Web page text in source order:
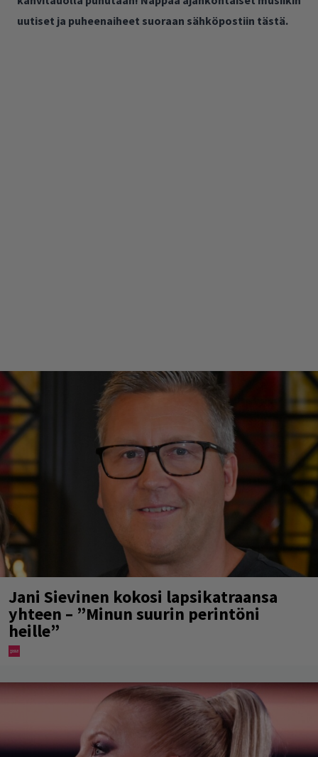
uutiset ja puheenaiheet suoraan sähköpostiin tästä.
Jani Sievinen kokosi lapsikatraansa
yhteen – ”Minun suurin perintöni
heille”